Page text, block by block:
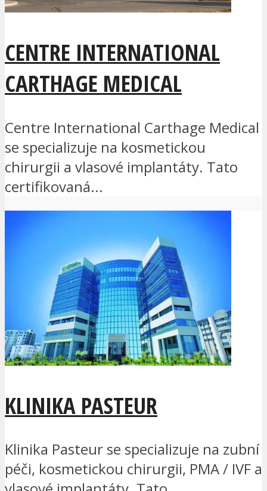
CENTRE INTERNATIONAL
CARTHAGE MEDICAL
Centre International Carthage Medical
se specializuje na kosmetickou
chirurgii a vlasové implantáty. Tato
certifikovaná...
KLINIKA PASTEUR
Klinika Pasteur se specializuje na zubní
péči, kosmetickou chirurgii, PMA / IVF a